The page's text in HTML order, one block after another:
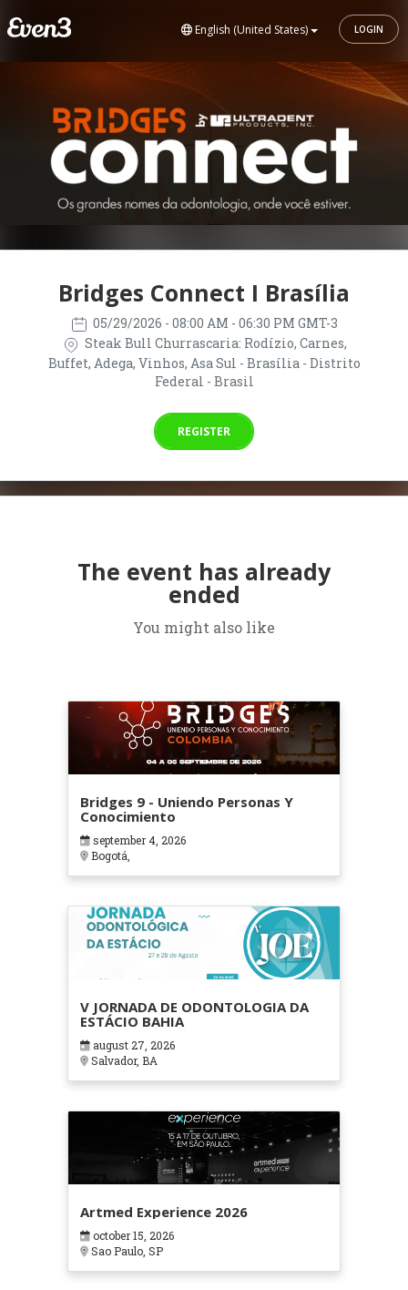
English (United States) LOGIN
Bridges Connect I Brasília
05/29/2026 - 08:00 AM - 06:30 PM GMT-3
Steak Bull Churrascaria: Rodízio, Carnes,
Buffet, Adega, Vinhos, Asa Sul - Brasília - Distrito
Federal - Brasil
REGISTER
The event has already
ended
You might also like
Bridges 9 - Uniendo Personas Y
Conocimiento
september 4, 2026
Bogotá,
V JORNADA DE ODONTOLOGIA DA
ESTÁCIO BAHIA
august 27, 2026
Salvador, BA
Artmed Experience 2026
october 15, 2026
Sao Paulo, SP